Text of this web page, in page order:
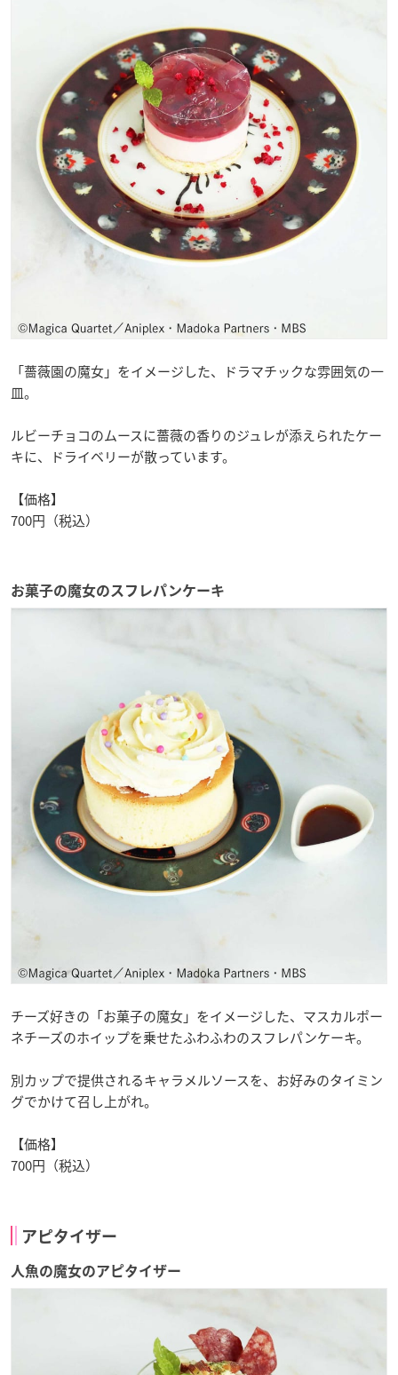
「薔薇園の魔女」をイメージした、ドラマチックな雰囲気の一
皿。
ルビーチョコのムースに薔薇の香りのジュレが添えられたケー
キに、ドライベリーが散っています。
【価格】
700円（税込）
お菓子の魔女のスフレパンケーキ
チーズ好きの「お菓子の魔女」をイメージした、マスカルポー
ネチーズのホイップを乗せたふわふわのスフレパンケーキ。
別カップで提供されるキャラメルソースを、お好みのタイミン
グでかけて召し上がれ。
【価格】
700円（税込）
アピタイザー
人魚の魔女のアピタイザー